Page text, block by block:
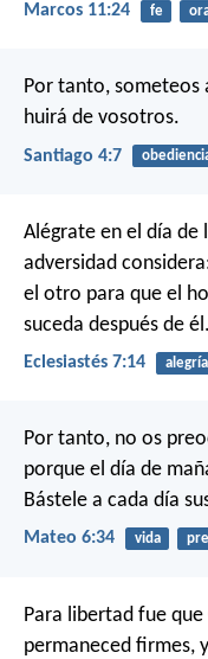
Marcos 11:24 fe
Por tanto, someteos
huirá de vosotros.
Santiago 4:7
Alégrate en el día de
adversidad
el otro para que el
suceda después de él.
Eclesiastés 7:14 alegría
Por tanto, no os
porque el día de
Bástele a cada día
Mateo 6:34 vida
Para libertad fue
permaneced firmes,